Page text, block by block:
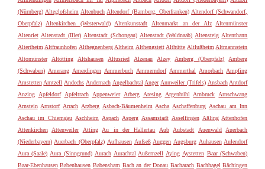
(Nürnberg) Alteglofsheim Altenbuch Altendorf (Bamberg, Oberfranken) Altendorf (Schwandorf,
Oberpfalz)
Altenkirchen (Westerwald) Altenkunstadt Altenmarkt an der Alz
Altenmünster
Altenriet Altenstadt (Iller) Altenstadt (Schongau) Altenstadt (Waldnaab) Altensteig Altenthann
Altertheim Altfraunhofen Althegnenberg Altheim Althengstett Althütte Altlußheim Altmannstein
Altomünster
Altötting Altshausen Altusried Alzenau Alzey Amberg (Oberpfalz)
Amberg
(Schwaben) Amerang Amerdingen Ammerbuch Ammerndorf Ammerthal Amorbach Ampfing
Amstetten Amtzell Andechs Andernach Angelbachtal Anger Annweiler (Trifels) Ansbach Antdorf
Anzing
Apfeldorf Apfeltrach Appenweier Arberg Aresing Argenbühl Arnbruck
Arnschwang
Arnstein Arnstorf Arrach Arzberg Asbach-Bäumenheim Ascha Aschaffenburg Aschau am Inn
Aschau im Chiemgau Aschheim Aspach Asperg Assamstadt Asselfingen Aßling Attenhofen
Attenkirchen
Attenweiler Atting Au in der Hallertau Aub Aubstadt Auenwald
Auerbach
(Niederbayern) Auerbach (Oberpfalz) Aufhausen Aufseß Auggen Augsburg Auhausen Aulendorf
Aura (Saale) Aura (Sinngrund) Aurach Aurachtal Außernzell Aying Aystetten Baar (Schwaben)
Baar-Ebenhausen Babenhausen Babensham Bach an der Donau Bacharach Bachhagel Bächingen